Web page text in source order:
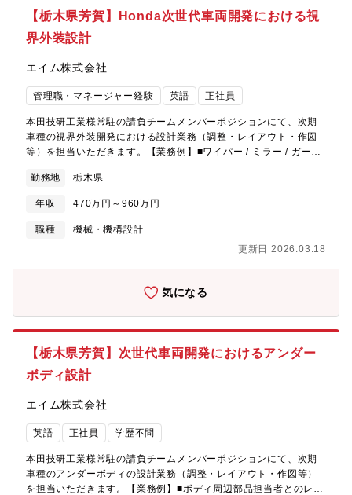
力】■社会貢献性の高さ：インフラを支える天井クレーンの設計を
通じて、日本のモノづくりを根底から支える仕事です。■オーダー
メイドの面白さ：すべての製品が顧客仕様の特注設計です。技術
れる：AIや自動化、振れ止め制御など先進技術を取り入れた製品
ての安定した経営。長期的なキャリア形成が可能です。■働きやす
取りやすい環境です。【組織構成】佐野工場 クレーン設計部（計
18名）（70代：1名、60代：1名、50代：6名、40代：3名、30
代：4名、20代：3名）※ベテラン社員の知識と、若手の柔軟な発
想がバランスよく融合している職場です。即戦力としてご活躍い
【栃木県芳賀】Honda次世代車両開発における視
界外装設計
エイム株式会社
管理職・マネージャー経験 英語 正社員
本田技研工業様常駐の請負チームメンバーポジションにて、次期
車種の視界外装開発における設計業務（調整・レイアウト・作図
等）を担当いただきます。【業務例】■ワイパー / ミラー / ガーニ
■ボディ性能担当者（衝突・強度・剛性・NV等）との性能調整■生
産技術担当者との量産性調整■製造取引先（サプライヤー）との量
産性調整■重量・コスト調整？調達コスト調整■使用ツール：
CATIA V5/V6★ホンダOBのエキスパートと一緒に車両開発の総合
う人員募集となります。リーダーポジション(1名)、メンバーポジ
所様も含めると栃木エリアで100名以上の同社エンジニアが在籍。
マネジメントメンバーも4名在籍しており、ホンダOBのエキスパ
ート含めてサポート体制も充実しております。【仕事の魅力・や
りがい】本田技研工業の開発現場で、次期車種の視界外装部品
（ワイパー・ミラー・ガラス等）の設計に携わることで、設計か
ら量産化までの一連のプロセスを実践的に学べます。ボディ性能
や生産技術、サプライヤーとの調整を通じて、技術的な知識だけ
CATIA V5/V6を活用した設計スキルを磨きながら、自身が手がけ
勤務地 栃木県
年収 470万円～960万円
職種
機械・機構設計
更新日 2026.03.18
気になる
【栃木県芳賀】次世代車両開発におけるアンダー
ボディ設計
エイム株式会社
英語 正社員 学歴不問
本田技研工業様常駐の請負チームメンバーポジションにて、次期
車種のアンダーボディの設計業務（調整・レイアウト・作図等）
を担当いただきます。【業務例】■ボディ周辺部品担当者とのレイ